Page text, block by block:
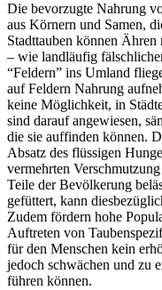
Die bevorzugte Nahrung
aus Körnern und Samen,
Stadttauben können Ähren
– wie landläufig
“Feldern” ins Umland
auf Feldern Nahrung
keine Möglichkeit, in
sind darauf angewiesen,
die sie auffinden können.
Absatz des flüssigen
vermehrten
Teile der Bevölkerung
gefüttert, kann
Zudem fördern hohe
Auftreten von
für den Menschen kein
jedoch schwächen und zu
führen können.